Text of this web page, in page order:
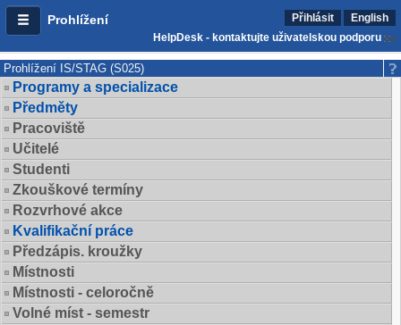
Prohlížení Přihlásit
English
HelpDesk - kontaktujte uživatelskou podporu
Prohlížení IS/STAG (S025)
Programy a specializace
Předměty
Pracoviště
Učitelé
Studenti
Zkouškové termíny
Rozvrhové akce
Kvalifikační práce
Předzápis. kroužky
Místnosti
Místnosti - celoročně
Volné míst - semestr